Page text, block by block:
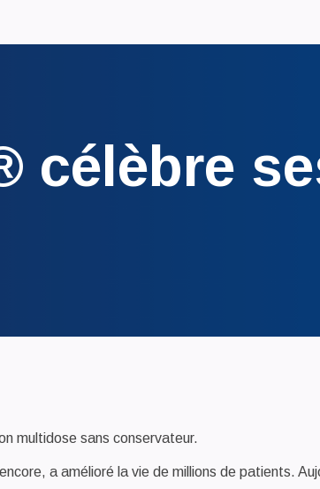
célèbre
multidose sans conservateur.
a amélioré la vie de millions de patients.